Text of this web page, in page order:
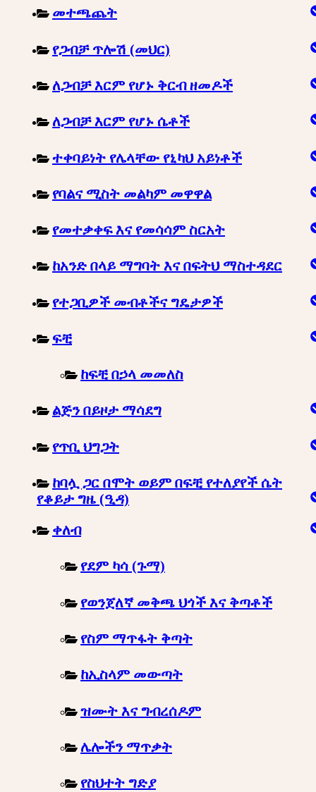
መተጫጨት
የጋብቻ ጥሎሽ (መህር)
ለጋብቻ እርም የሆኑ ቅርብ ዘመዶች
ለጋብቻ እርም የሆኑ ሴቶች
ተቀባይነት የሌላቸው የኒካህ አይነቶች
የባልና ሚስት መልካም መዋዋል
የመተቃቀፍ እና የመሳሳም ስርአት
ከአንድ በላይ ማግባት እና በፍትህ ማስተዳደር
የተጋቢዎች መብቶችና ግዴታዎች
ፍቺ
ከፍቺ በኃላ መመለስ
ልጅን በይዞታ ማሳደግ
የጥቢ ህግጋት
ከባሏ ጋር በሞት ወይም በፍቺ የተለያየች ሴት
የቆይታ ግዜ (ዒዳ)
ቀለብ
የደም ካሳ (ጉማ)
የወንጀለኛ መቅጫ ህጎች እና ቅጣቶች
የስም ማጥፋት ቅጣት
ከኢስላም መውጣት
ዝሙት እና ግብረሰዶም
ሌሎችን ማጥቃት
የስህተት ግድያ